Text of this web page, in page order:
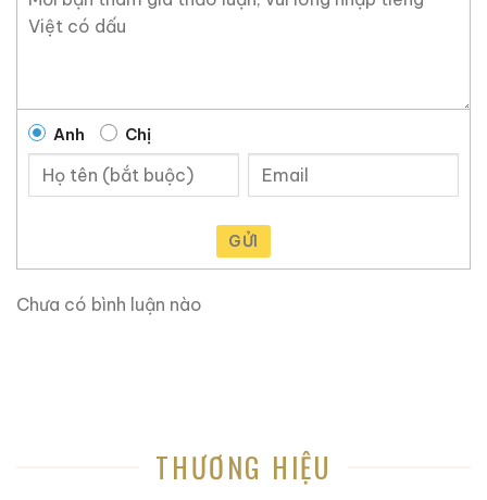
Quy trình chưng cất độc đáo của Nhà Larsen là chìa khóa
để giữ được hương vị tinh tế của hỗn hợp rượu
hương trái cây của nho và tạo ra eaux-de-vie hảo hạng.
Khi ngửi, loại Cognac được phối hợp cẩn thận này mang
đến hương thơm tinh tế của hoa tử đinh hương, với hương
trái cây của chanh dây và vải. Hương thứ hai ngọt hơn,
cân bằng với hương vani bourbon bổ sung cho một chút
Anh Chị
GỬI
Chưa có bình luận nào
THƯƠNG HIỆU